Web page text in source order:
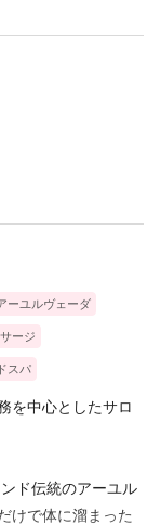
ーユルヴェーダ
ージ
スパ
を中心としたサロ
ド伝統のアーユル
けで体に溜まった